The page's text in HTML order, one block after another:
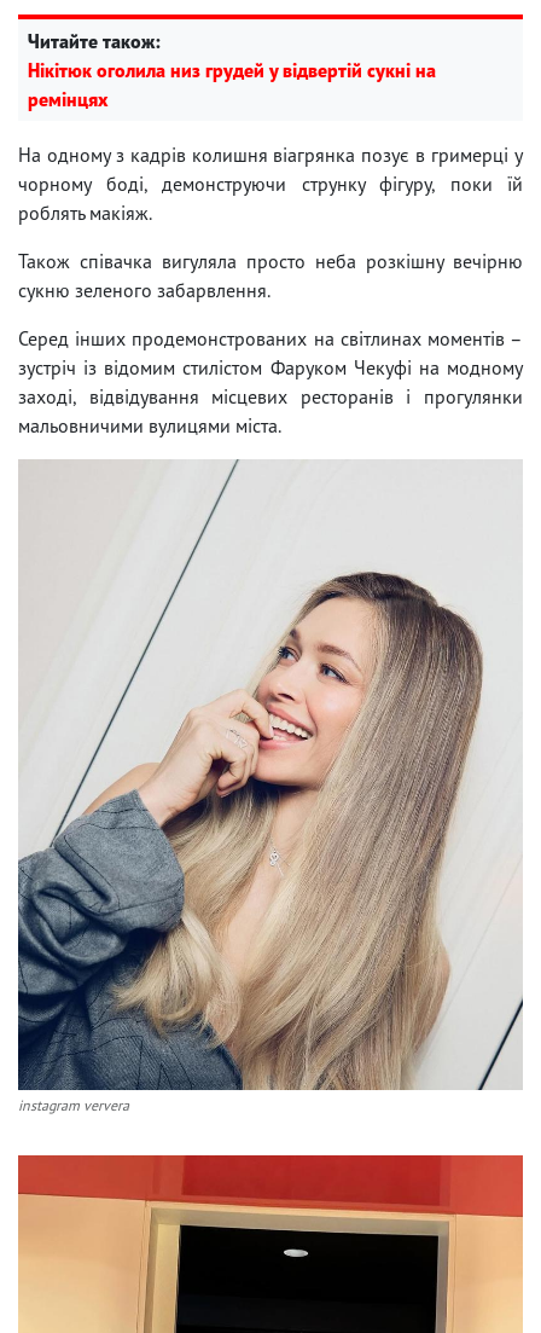
Читайте також:
Нікітюк оголила низ грудей у ​​відвертій сукні на
ремінцях
На одному з кадрів колишня віагрянка позує в гримерці у
чорному боді, демонструючи струнку фігуру, поки їй
роблять макіяж.
Також співачка вигуляла просто неба розкішну вечірню
сукню зеленого забарвлення.
Серед інших продемонстрованих на світлинах моментів –
зустріч із відомим стилістом Фаруком Чекуфі на модному
заході, відвідування місцевих ресторанів і прогулянки
мальовничими вулицями міста.
instagram ververa